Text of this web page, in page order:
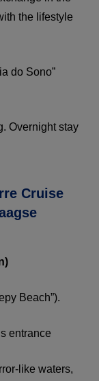
the lifestyle
do Sono”
Overnight stay
Cruise
Beach”).
entrance
like waters,